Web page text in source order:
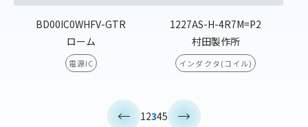
BD00IC0WHFV-GTR
ローム
電源IC
1227AS-H-4R7M=P2
村田製作所
インダクタ(コイル)
12345